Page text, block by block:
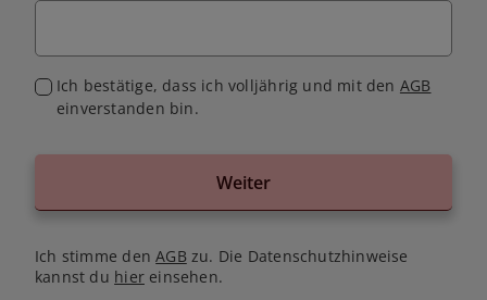
Ich bestätige, dass ich volljährig und mit den AGB
einverstanden bin.
Weiter
Ich stimme denAGB zu. Die Datenschutzhinweise
kannst du hiereinsehen.